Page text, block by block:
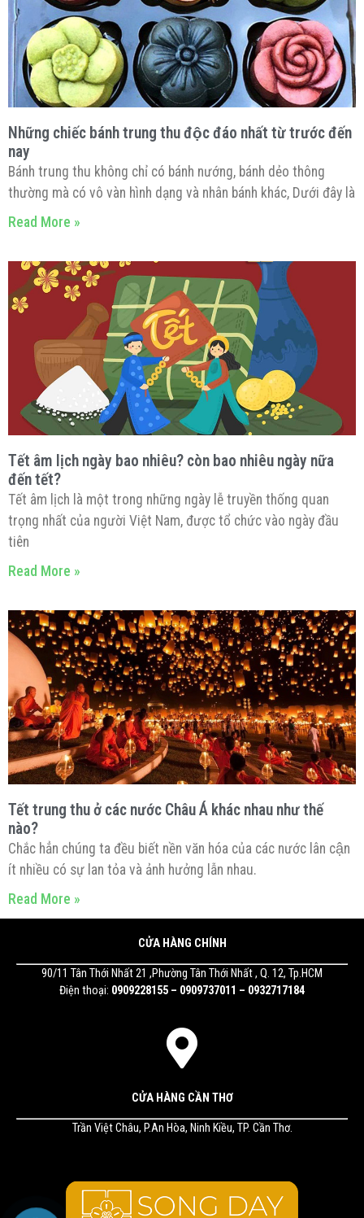
Những chiếc bánh trung thu độc đáo nhất từ trước đến
nay
Bánh trung thu không chỉ có bánh nướng, bánh dẻo thông
thường mà có vô vàn hình dạng và nhân bánh khác, Dưới đây là
Read More »
Tết âm lịch ngày bao nhiêu? còn bao nhiêu ngày nữa
đến tết?
Tết âm lịch là một trong những ngày lễ truyền thống quan
trọng nhất của người Việt Nam, được tổ chức vào ngày đầu
tiên
Read More »
Tết trung thu ở các nước Châu Á khác nhau như thế
nào?
Chắc hẳn chúng ta đều biết nền văn hóa của các nước lân cận
ít nhiều có sự lan tỏa và ảnh hưởng lẫn nhau.
Read More »
CỬA HÀNG CHÍNH
90/11 Tân Thới Nhất 21 ,Phường Tân Thới Nhất , Q. 12, Tp.HCM
Điện thoại: 0909228155 – 0909737011 – 0932717184
CỬA HÀNG CẦN THƠ
Trần Việt Châu, P.An Hòa, Ninh Kiều, TP. Cần Thơ.